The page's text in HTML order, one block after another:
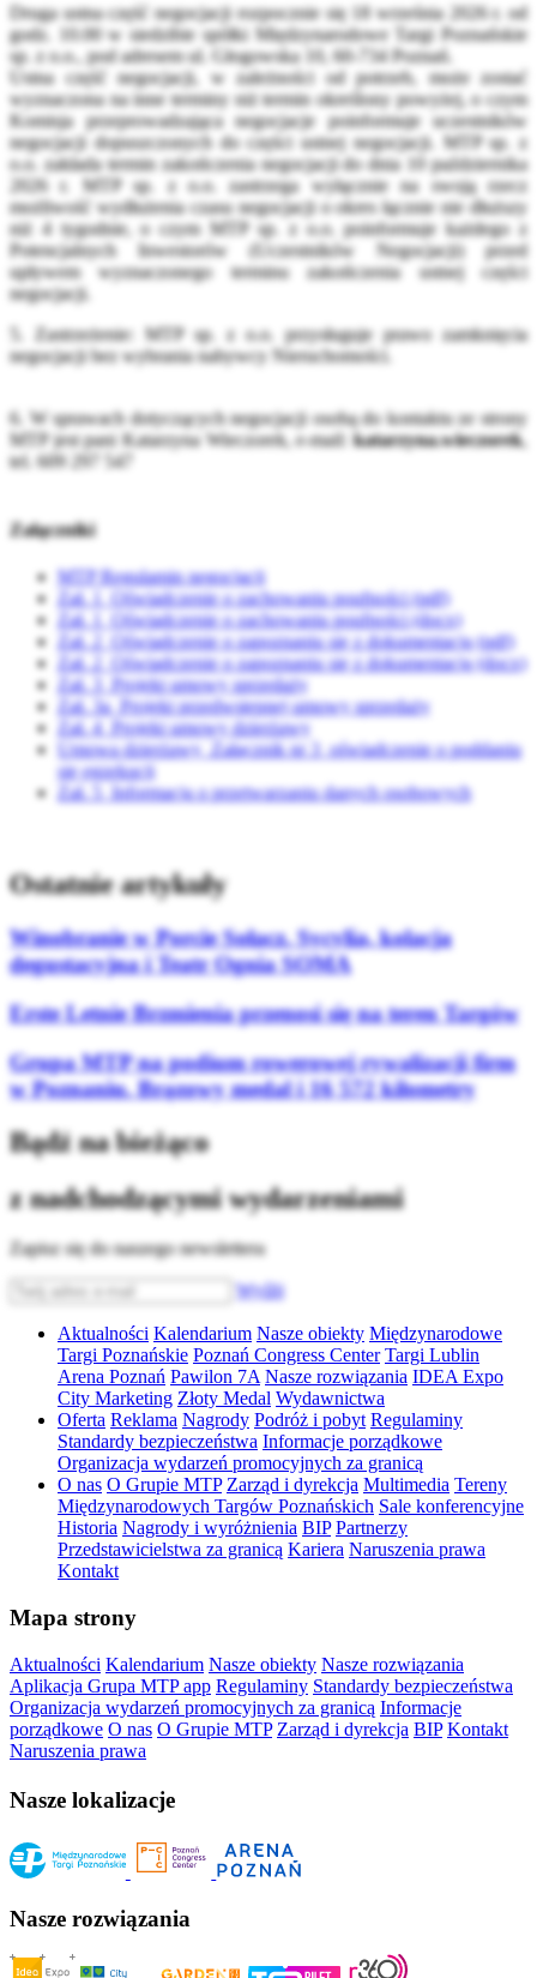
Druga ustna część negocjacji rozpocznie się 18 września 2026 r. od
godz. 10.00 w siedzibie spółki Międzynarodowe Targi Poznańskie
sp. z o.o., pod adresem ul. Głogowska 10, 60-734 Poznań.
Ustna część negocjacji, w zależności od potrzeb, może zostać
wyznaczona na inne terminy niż termin określony powyżej, o czym
Komisja przeprowadzająca negocjacje poinformuje uczestników
negocjacji dopuszczonych do części ustnej negocjacji. MTP sp. z
o.o. zakłada termin zakończenia negocjacji do dnia 10 października
2026 r. MTP sp. z o.o. zastrzega wyłącznie na swoją rzecz
możliwość wydłużenia czasu negocjacji o okres łącznie nie dłuższy
niż 4 tygodnie, o czym MTP sp. z o.o. poinformuje każdego z
Potencjalnych Inwestorów (Uczestników Negocjacji) przed
upływem wyznaczonego terminu zakończenia ustnej części
negocjacji.
5. Zastrzeżenie: MTP sp. z o.o. przysługuje prawo zamknięcia
negocjacji bez wybrania nabywcy Nieruchomości.
6. W sprawach dotyczących negocjacji osobą do kontaktu ze strony
MTP jest pani Katarzyna Wieczorek, e-mail:katarzyna.wieczorek,
tel. 609 297 547
Załączniki
MTP Regulamin negocjacji
Zał. 1_Oświadczenie o zachowaniu poufności (pdf)
Zał. 1_Oświadczenie o zachowaniu poufności (docx)
Zał. 2_Oświadczenie o zapoznaniu się z dokumentacją (pdf)
Zał. 2_Oświadczenie o zapoznaniu się z dokumentacją (docx)
Zał. 3_Projekt umowy sprzedaży
Zał. 3a_Projekt przedwstępnej umowy sprzedaży
Zał. 4_Projekt umowy dzierżawy
Umowa dzierżawy_Załącznik nr 3_oświadczenie o poddaniu
się egzekucji
Zał. 5_Informacja o przetwarzaniu danych osobowych
Ostatnie artykuły
Winobranie w Porcie Sołacz. Sycylia, kolacja
degustacyjna i Teatr Ognia SOMA
Erste Letnie Brzmienia przenosi się na teren Targów
Grupa MTP na podium rowerowej rywalizacji firm
w Poznaniu. Brązowy medal i 16 572 kilometry
Bądź na bieżąco
z nadchodzącymi wydarzeniami
Zapisz się do naszego newslettera
Wyślij
Aktualności Kalendarium Nasze obiekty Międzynarodowe
Targi Poznańskie Poznań Congress Center Targi Lublin
Arena Poznań Pawilon 7A Nasze rozwiązania IDEA Expo
City Marketing Złoty Medal Wydawnictwa
Oferta Reklama Nagrody Podróż i pobyt Regulaminy
Standardy bezpieczeństwa Informacje porządkowe
Organizacja wydarzeń promocyjnych za granicą
O nas O Grupie MTP Zarząd i dyrekcja Multimedia Tereny
Międzynarodowych Targów Poznańskich Sale konferencyjne
Historia Nagrody i wyróżnienia BIP Partnerzy
Przedstawicielstwa za granicą Kariera Naruszenia prawa
Kontakt
Mapa strony
Aktualności Kalendarium Nasze obiekty Nasze rozwiązania
Aplikacja Grupa MTP app Regulaminy Standardy bezpieczeństwa
Organizacja wydarzeń promocyjnych za granicą Informacje
porządkowe O nas O Grupie MTP Zarząd i dyrekcja BIP Kontakt
Naruszenia prawa
Nasze lokalizacje
Nasze rozwiązania